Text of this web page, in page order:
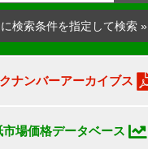
検索条件を指定して検索 »
ナンバーアーカイブス
市場価格データベース